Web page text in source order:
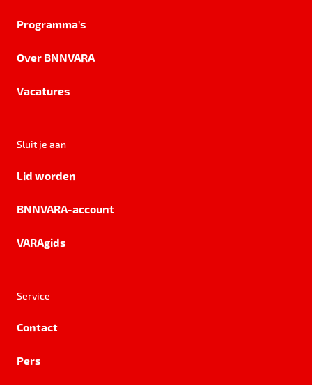
Programma's
Over BNNVARA
Vacatures
Sluit je aan
Lid worden
BNNVARA-account
VARAgids
Service
Contact
Pers